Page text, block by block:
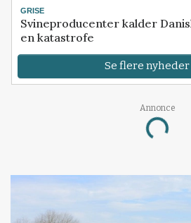
GRISE
Svineproducenter kalder
en katastrofe
Se flere
Annonce
Loading...